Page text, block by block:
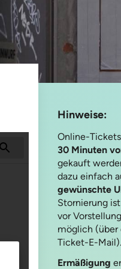
Hinweise:
Online-
30 Minuten
gekauft
dazu einfach
gewünschte
Stornierung
vor
möglich (über
Ticket-E-Mail).
Ermäßigung